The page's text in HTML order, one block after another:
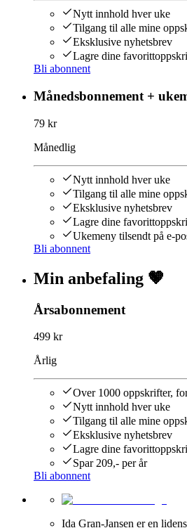
Nytt innhold hver uke
Tilgang til alle mine
Eksklusive nyhetsbrev
Lagre dine
Bli abonnent
Månedsbonnement +
79 kr
Månedlig
Nytt innhold hver uke
Tilgang til alle mine
Eksklusive nyhetsbrev
Lagre dine
Ukemeny tilsendt på e-
Bli abonnent
Min anbefaling 🤎
Årsabonnement
499 kr
Årlig
Over 1000 oppskrifter,
Nytt innhold hver uke
Tilgang til alle mine
Eksklusive nyhetsbrev
Lagre dine
Spar 209,- per år
Bli abonnent
Ida Gran-Jansen er en